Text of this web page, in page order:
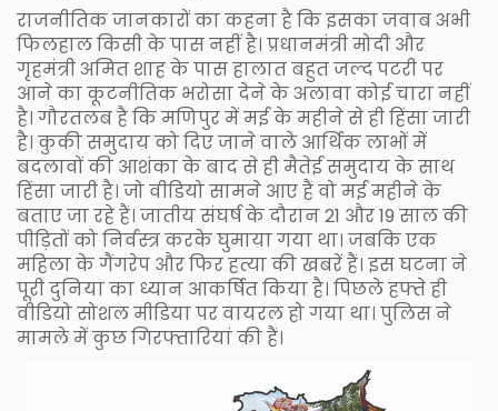
राजनीतिक जानकारों का कहना है कि इसका जवाब अभी
फिलहाल किसी के पास नहीं है। प्रधानमंत्री मोदी और
गृहमंत्री अमित शाह के पास हालात बहुत जल्द पटरी पर
आने का कूटनीतिक भरोसा देने के अलावा कोई चारा नहीं
है। गौरतलब है कि मणिपुर में मई के महीने से ही हिंसा जारी
है। कुकी समुदाय को दिए जाने वाले आर्थिक लाभों में
बदलावों की आशंका के बाद से ही मैतेई समुदाय के साथ
हिंसा जारी है। जो वीडियो सामने आए हैं वो मई महीने के
बताए जा रहे हैं। जातीय संघर्ष के दौरान 21 और 19 साल की
पीड़ितों को निर्वस्त्र करके घुमाया गया था। जबकि एक
महिला के गैंगरेप और फिर हत्या की खबरें हैं। इस घटना ने
पूरी दुनिया का ध्यान आकर्षित किया है। पिछले हफ्ते ही
वीडियो सोशल मीडिया पर वायरल हो गया था। पुलिस ने
मामले में कुछ गिरफ्तारियां की हैं।